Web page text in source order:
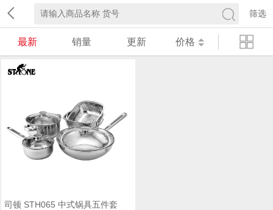
筛选
最新 销量 更新 价格
司顿 STH065 中式锅具五件套